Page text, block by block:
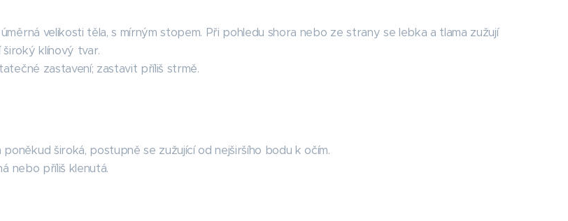
velikosti těla, s mírným stopem. Při pohledu shora nebo ze strany se lebka a tlama zužují
klínový tvar.
zastavení; zastavit příliš strmě.
široká, postupně se zužující od nejširšího bodu k očím.
nebo příliš klenutá.